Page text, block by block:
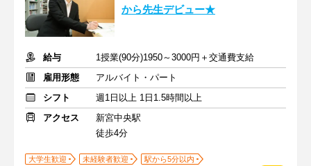
から先生デビュー★
給与
1授業(90分)1950～3000円＋交通費支給
雇用形態
アルバイト・パート
シフト
週1日以上 1日1.5時間以上
アクセス
新宮中央駅
徒歩4分
大学生歓迎 未経験者歓迎
駅から5分以内